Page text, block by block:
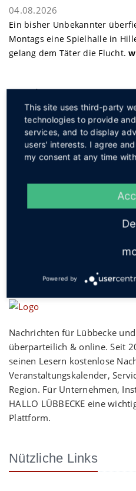
04.08.2026
Ein bisher Unbekannter
Montags eine Spielhalle in
gelang dem Täter die Flucht.
Service
Social
Nachrichten für Lübbecke
überparteilich & online. Seit
seinen Lesern kostenlose
Veranstaltungskalender,
Region. Für Unternehmen,
HALLO LÜBBECKE eine
Plattform.
Nützliche Links
This site uses third-party
technologies to provide
services, and to display
users' interests. I agree
my consent at any time
Powered by